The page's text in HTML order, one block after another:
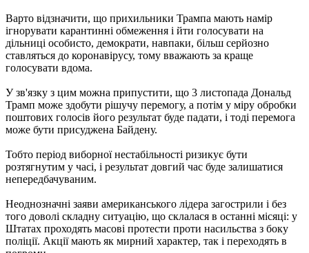
Варто відзначити, що прихильники Трампа мають намір
ігнорувати карантинні обмеження і йти голосувати на
дільниці особисто, демократи, навпаки, більш серйозно
ставляться до коронавірусу, тому вважають за краще
голосувати вдома.
У зв'язку з цим можна припустити, що 3 листопада Дональд
Трамп може здобути рішучу перемогу, а потім у міру обробки
поштових голосів його результат буде падати, і тоді перемога
може бути присуджена Байдену.
Тобто період виборної нестабільності ризикує бути
розтягнутим у часі, і результат довгий час буде залишатися
непередбачуваним.
Неоднозначні заяви американського лідера загострили і без
того доволі складну ситуацію, що склалася в останні місяці: у
Штатах проходять масові протести проти насильства з боку
поліції. Акції мають як мирний характер, так і переходять в